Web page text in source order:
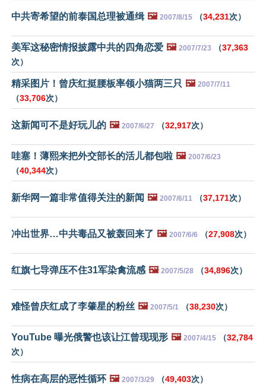
中共寄希望的前泰国总理被通缉 🖼️ 2007/8/15 （34,231次）
美军这秘密情报披露中共的四角恋爱 🖼️ 2007/7/23 （37,363
次）
精采图片！曾庆红挺腰板率领小猫两三只 🖼️ 2007/7/11
（33,706次）
这新闻可不是好玩儿的 🖼️ 2007/6/27 （32,917次）
哇塞！薄熙来把外交部长的活儿都包啦 🖼️ 2007/6/23
（40,344次）
新华网一篇非常值得关注的新闻 🖼️ 2007/6/11 （37,171次）
冲出世界…中共毒品又被轰回来了 🖼️ 2007/6/6 （27,908次）
红旗七导弹压不住31军染禽流感 🖼️ 2007/5/28 （34,896次）
难怪曾庆红成了李肇星的粉丝 🖼️ 2007/5/1 （38,230次）
YouTube 曝光俄警也该让江曾现现形 🖼️ 2007/4/15 （32,784
次）
性病在高层的恶性循环 🖼️ 2007/3/29 （49,403次）